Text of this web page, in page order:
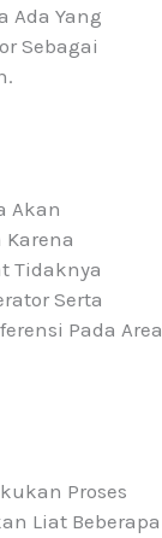
Ada Yang
Sebagai
Akan
Tidaknya
Serta
Pada Area
Proses
Liat Beberapa